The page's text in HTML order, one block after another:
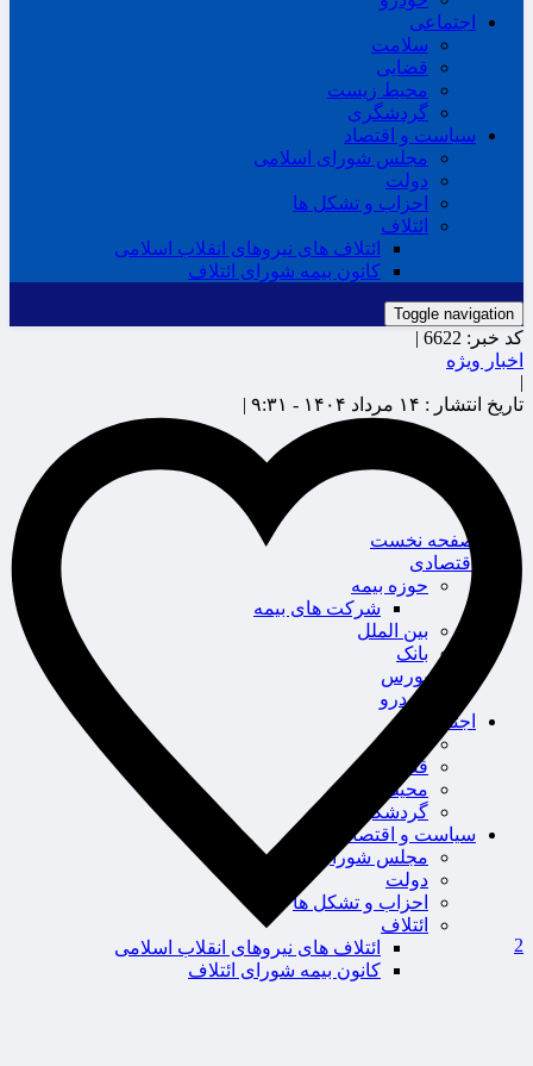
اجتماعی
سلامت
قضایی
محیط زیست
گردشگری
سیاست و اقتصاد
مجلس شورای اسلامی
دولت
احزاب و تشکل ها
ائتلاف
ائتلاف های نیروهای انقلاب اسلامی
کانون بیمه شورای ائتلاف
Toggle navigation
صفحه نخست
اقتصادی
حوزه بیمه
شرکت های بیمه
بین الملل
بانک
بورس
خودرو
اجتماعی
سلامت
قضایی
محیط زیست
گردشگری
سیاست و اقتصاد
مجلس شورای اسلامی
دولت
احزاب و تشکل ها
ائتلاف
ائتلاف های نیروهای انقلاب اسلامی
کانون بیمه شورای ائتلاف
کد خبر: 6622 |
اخبار ویژه
|
تاریخ انتشار : ۱۴ مرداد ۱۴۰۴ - ۹:۳۱ |
2